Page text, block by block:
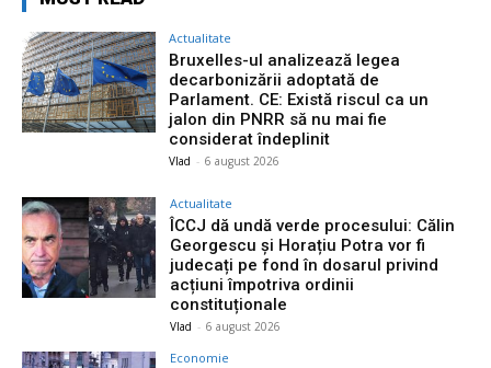
Actualitate
Bruxelles-ul analizează legea
decarbonizării adoptată de
Parlament. CE: Există riscul ca un
jalon din PNRR să nu mai fie
considerat îndeplinit
Vlad - 6 august 2026
Actualitate
ÎCCJ dă undă verde procesului: Călin
Georgescu și Horațiu Potra vor fi
judecați pe fond în dosarul privind
acțiuni împotriva ordinii
constituționale
Vlad - 6 august 2026
Economie